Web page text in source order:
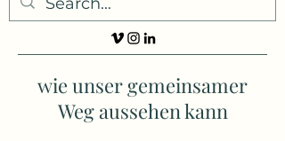
wie unser gemeinsamer
Weg aussehen kann